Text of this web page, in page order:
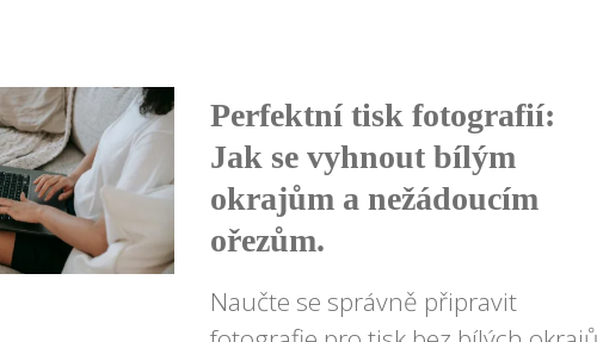
Perfektní tisk fotografií:
Jak se vyhnout bílým
okrajům a nežádoucím
ořezům.
Naučte se správně připravit